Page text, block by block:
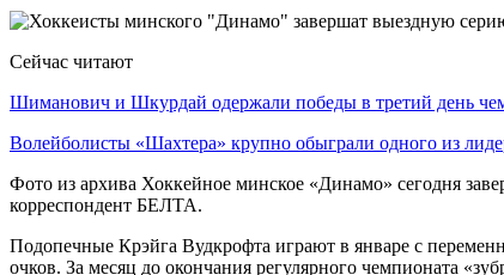
Сейчас читают
Шиманович и Шкурдай одержали победы в третий день
Волейболисты «Шахтера» крупно обыграли одного из
Фото из архива Хоккейное минское «Динамо» сегодня
корреспондент БЕЛТА.
Подопечные Крэйга Вудкрофта играют в январе с
очков. За месяц до окончания регулярного чемпионата